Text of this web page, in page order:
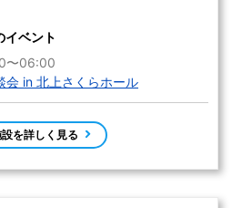
イベント
〜06:00
会 in 北上さくらホール
を詳しく見る